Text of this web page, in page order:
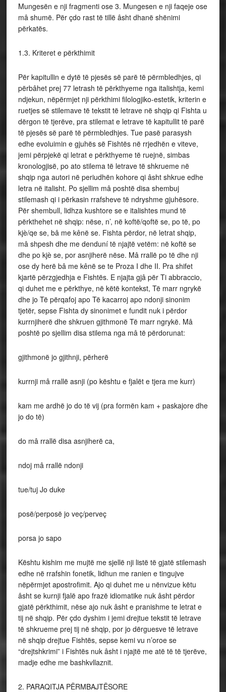
Mungesën e nji fragmenti ose 3. Mungesen e nji faqeje ose
mâ shumë. Për çdo rast të tillë âsht dhanë shënimi
përkatës.
1.3. Kriteret e përkthimit
Për kapitullin e dytë të pjesës së parë të përmbledhjes, qi
përbâhet prej 77 letrash të përkthyeme nga italishtja, kemi
ndjekun, nëpërmjet nji përkthimi filologjiko-estetik, kriterin e
ruetjes së stilemave të tekstit të letrave në shqip qi Fishta u
dërgon të tjerëve, pra stilemat e letrave të kapitullit të parë
të pjesës së parë të përmbledhjes. Tue pasë parasysh
edhe evoluimin e gjuhës së Fishtës në rrjedhën e viteve,
jemi përpjekë qi letrat e përkthyeme të ruejnë, simbas
kronologjisë, po ato stilema të letrave të shkrueme në
shqip nga autori në periudhën kohore qi âsht shkrue edhe
letra në italisht. Po sjellim mâ poshtë disa shembuj
stilemash qi i përkasin rrafsheve të ndryshme gjuhësore.
Për shembull, lidhza kushtore se e italishtes mund të
përkthehet në shqip: nëse, n’, në koftë/qoftë se, po të, po
kjè/qe se, bâ me kênë se. Fishta përdor, në letrat shqip,
mâ shpesh dhe me denduní të njajtë vetëm: në koftë se
dhe po kjè se, por asnjiherë nëse. Mâ rrallë po të dhe nji
ose dy herë bâ me kênë se te Proza I dhe II. Pra shifet
kjartë përzgjedhja e Fishtës. E njajta gjâ për Ti abbraccio,
qi duhet me e përkthye, në këtë kontekst, Të marr ngrykë
dhe jo Të përqafoj apo Të kacarroj apo ndonji sinonim
tjetër, sepse Fishta dy sinonimet e fundit nuk i përdor
kurrnjiherë dhe shkruen gjithmonë Të marr ngrykë. Mâ
poshtë po sjellim disa stilema nga mâ të përdorunat:
gjithmonë jo gjithnji, përherë
kurrnji mâ rrallë asnji (po kështu e fjalët e tjera me kurr)
kam me ardhë jo do të vij (pra formën kam + paskajore dhe
jo do të)
do mâ rrallë disa asnjiherë ca,
ndoj mâ rrallë ndonji
tue/tuj Jo duke
posë/perposë jo veç/perveç
porsa jo sapo
Kështu kishim me mujtë me sjellë nji listë të gjatë stilemash
edhe në rrafshin fonetik, lidhun me ranien e tingujve
nëpërmjet apostrofimit. Ajo qi duhet me u nënvizue këtu
âsht se kurnji fjalë apo frazë idiomatike nuk âsht përdor
gjatë përkthimit, nëse ajo nuk âsht e pranishme te letrat e
tij në shqip. Për çdo dyshim i jemi drejtue tekstit të letrave
të shkrueme prej tij në shqip, por jo dërguesve të letrave
në shqip drejtue Fishtës, sepse kemi vu n’oroe se
“drejtshkrimi” i Fishtës nuk âsht i njajtë me atë të të tjerëve,
madje edhe me bashkvllaznit.
2. PARAQITJA PËRMBAJTËSORE